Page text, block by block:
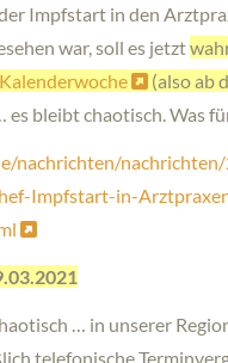
Impfstart in den
war, soll es jetzt
Kalenderwoche (also ab
es bleibt chaotisch. Was
nachrichten/
Impfstart-in-
… in unserer
telefonische